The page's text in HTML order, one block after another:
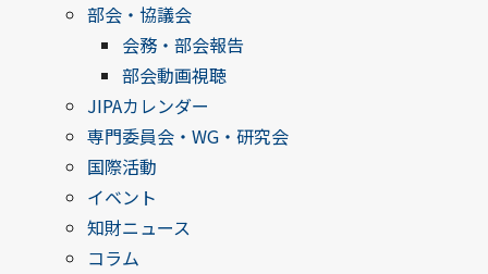
部会・協議会
会務・部会報告
部会動画視聴
JIPAカレンダー
専門委員会・WG・研究会
国際活動
イベント
知財ニュース
コラム